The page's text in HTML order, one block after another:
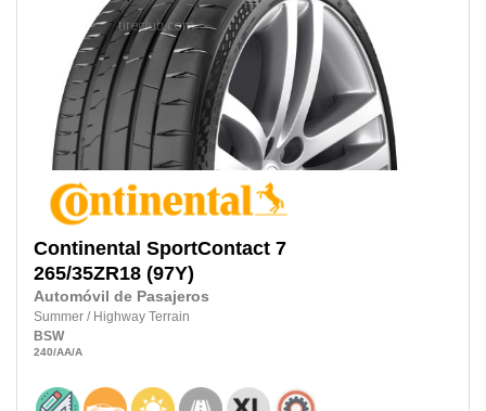
Continental SportContact 7
265/35ZR18 (97Y)
Automóvil de Pasajeros
Summer / Highway Terrain
BSW
240/AA/A